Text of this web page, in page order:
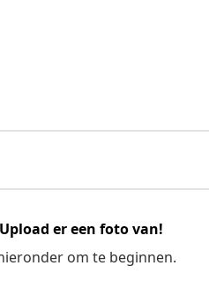
er een foto van!
om te beginnen.